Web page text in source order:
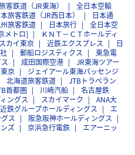
客鉄道（JR東海）
全日本空輸
旅客鉄道（JR西日本）
日本通
旅客鉄道 日本旅行
全日本空
メトロ]
ＫＮＴ－ＣＴホールディ
カイ東京 近鉄エクスプレス
日
郵船ロジスティクス
東急電
成田国際空港
JR東海ツアー
京
ジェイアール東海パッセンジ
北海道旅客鉄道
JTBトラベラン
首都圏 川崎汽船
名古屋鉄
ングス スカイマーク
ANA大
近鉄グループホールディングス
エ
ス
阪急阪神ホールディングス
ズ 京浜急行電鉄
エアーニッ